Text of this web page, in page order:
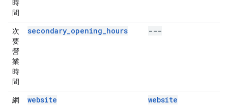
時
間
次
要
營
業
時
間
secondary_opening_hours ---
網
website website